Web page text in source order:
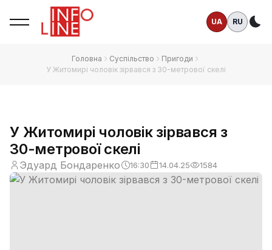
UA RU
Головна Суспільство
Пригоди
У Житомирі чоловік зірвався з 30-метрової скелі
У Житомирі чоловік зірвався з
30-метрової скелі
Эдуард Бондаренко 16:30 14.04.25 1584